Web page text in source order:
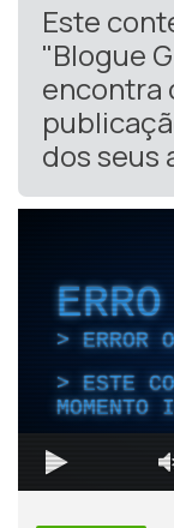
Este
"Blogue
encontra
dos seus
ERRO
ERROR
ESTE
MOMENTO